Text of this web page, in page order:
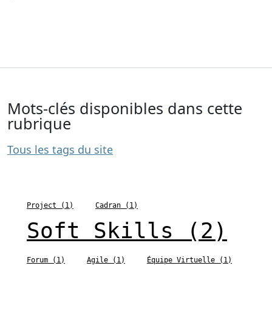
Mots-clés disponibles dans cette
rubrique
Tous les tags du site
Project (1) Cadran (1)
Soft Skills (2)
Forum (1) Agile (1) Équipe Virtuelle (1)